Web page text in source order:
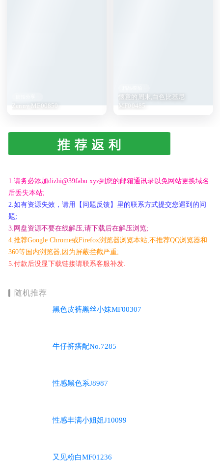
Zenny MF00850
惬意的周末,白色比基尼
MF00485
1.请务必添加dizhi@39fabu.xyz到您的邮箱通讯录以免网站更换域名
后丢失本站;
2.如有资源失效，请用【问题反馈】里的联系方式提交您遇到的问
题;
3.网盘资源不要在线解压,请下载后在解压浏览;
4.推荐Google Chrome或Firefox浏览器浏览本站,不推荐QQ浏览器和
360等国内浏览器,因为屏蔽拦截严重;
5.付款后没显下载链接请联系客服补发.
随机推荐
黑色皮裤黑丝小妹MF00307
牛仔裤搭配No.7285
性感黑色系J8987
性感丰满小姐姐J10099
又见粉白MF01236